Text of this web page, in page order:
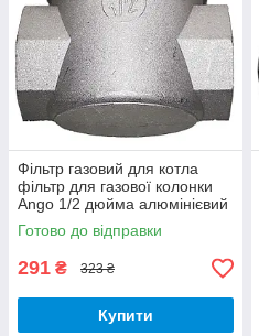
Фільтр газовий для котла
фільтр для газової колонки
Ango 1/2 дюйма алюмінієвий
Готово до відправки
291 ₴ 323 ₴
Купити